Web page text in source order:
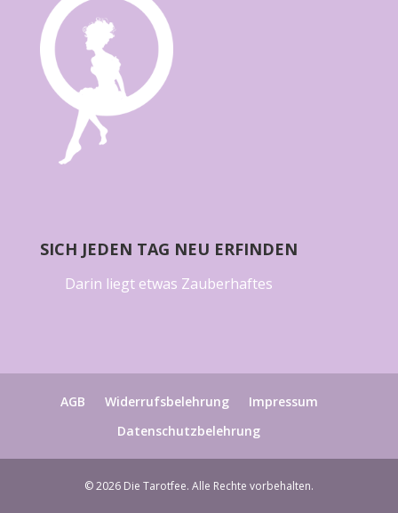
SICH JEDEN TAG NEU ERFINDEN
Darin liegt etwas Zauberhaftes
AGB Widerrufsbelehrung
Impressum
Datenschutzbelehrung
© 2026 Die Tarotfee. Alle Rechte vorbehalten.